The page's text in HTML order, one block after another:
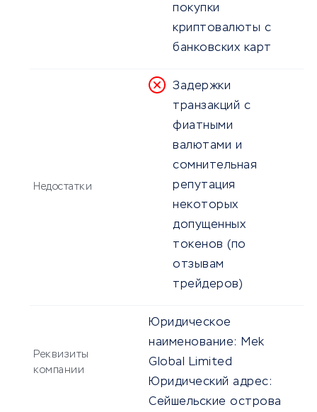
покупки
криптовалюты с
банковских карт
Недостатки
Задержки
транзакций с
фиатными
валютами и
сомнительная
репутация
некоторых
допущенных
токенов (по
отзывам
трейдеров)
Реквизиты
компании
Юридическое
наименование: Mek
Global Limited
Юридический адрес:
Сейшельские острова